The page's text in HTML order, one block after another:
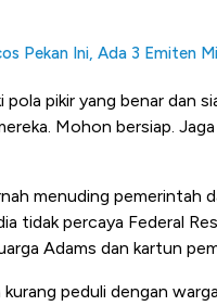
Pekan Ini, Ada 3 Emiten
pola pikir yang benar dan
Mohon bersiap.
menuding pemerintah
tidak percaya Federal
Adams dan kartun
peduli dengan